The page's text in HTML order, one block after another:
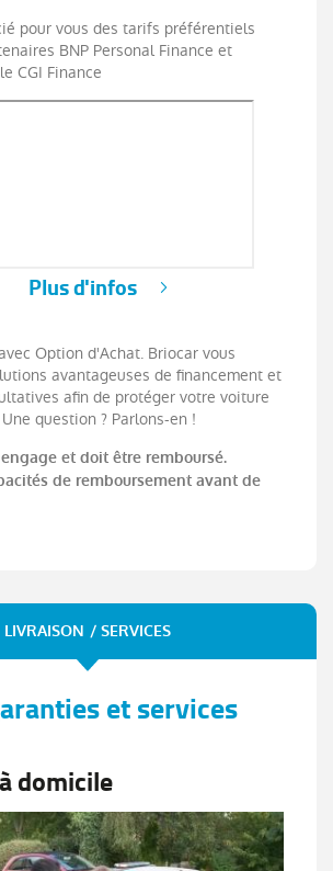
pour vous des tarifs préférentiels
BNP Personal Finance et
CGI Finance
Plus d'infos
Option d'Achat. Briocar vous
avantageuses de financement et
afin de protéger votre voiture
question ? Parlons-en !
et doit être remboursé.
de remboursement avant de
LIVRAISON / SERVICES
et services
domicile